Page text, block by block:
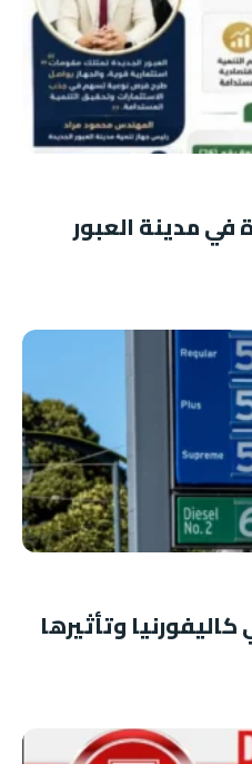
مدينة العبور
وتأثيرها